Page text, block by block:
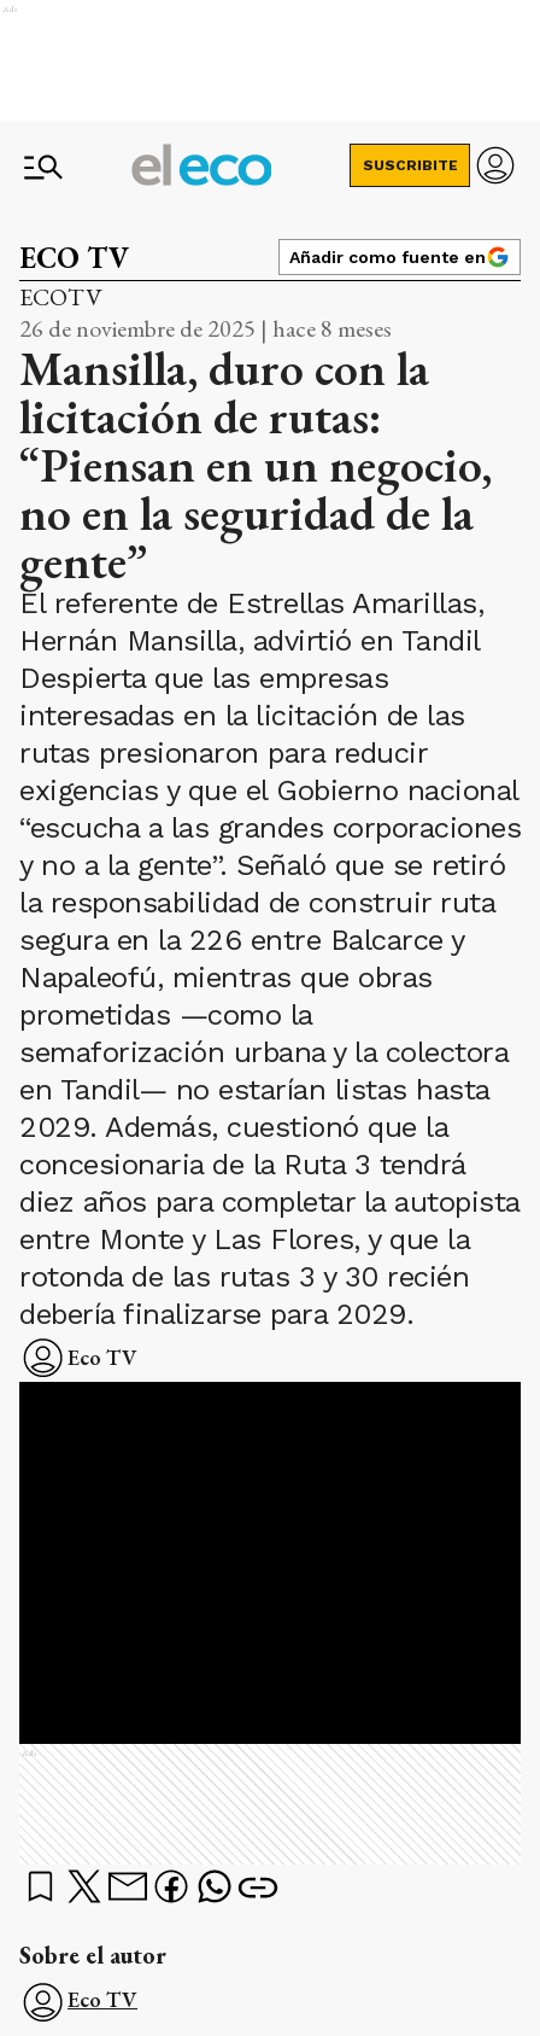
Ads
SUSCRIBITE
ECO TV Añadir como fuente en
ECOTV
26 de noviembre de 2025 | hace 8 meses
Mansilla, duro con la
licitación de rutas:
“Piensan en un negocio,
no en la seguridad de la
gente”
El referente de Estrellas Amarillas,
Hernán Mansilla, advirtió en Tandil
Despierta que las empresas
interesadas en la licitación de las
rutas presionaron para reducir
exigencias y que el Gobierno nacional
“escucha a las grandes corporaciones
y no a la gente”. Señaló que se retiró
la responsabilidad de construir ruta
segura en la 226 entre Balcarce y
Napaleofú, mientras que obras
prometidas —como la
semaforización urbana y la colectora
en Tandil— no estarían listas hasta
2029. Además, cuestionó que la
concesionaria de la Ruta 3 tendrá
diez años para completar la autopista
entre Monte y Las Flores, y que la
rotonda de las rutas 3 y 30 recién
debería finalizarse para 2029.
Eco TV
Ads
Sobre el autor
Eco TV